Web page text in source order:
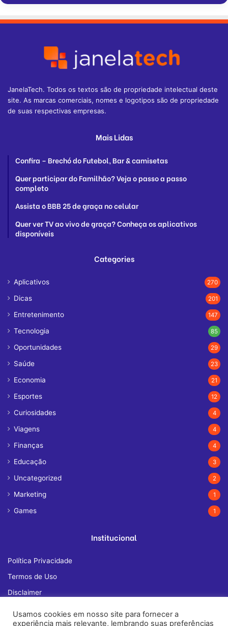
JanelaTech. Todos os textos são de propriedade intelectual deste
site. As marcas comerciais, nomes e logotipos são de propriedade
de suas respectivas empresas.
Mais Lidas
Confira – Brechó do Futebol, Bar & camisetas
Quer participar do Familhão? Veja o passo a passo
completo
Assista o BBB 25 de graça no celular
Quer ver TV ao vivo de graça? Conheça os aplicativos
disponíveis
Categories
Aplicativos 270
Dicas 201
Entretenimento 147
Tecnologia 85
Oportunidades 29
Saúde 23
Economia 21
Esportes 12
Curiosidades 4
Viagens 4
Finanças 4
Educação 3
Uncategorized 2
Marketing 1
Games 1
Institucional
Política Privacidade
Termos de Uso
Disclaimer
Fale Conosco
Usamos cookies em nosso site para fornecer a
experiência mais relevante, lembrando suas preferências